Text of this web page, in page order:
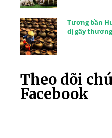
Tương bần
dị gây
Theo dõi
Facebook